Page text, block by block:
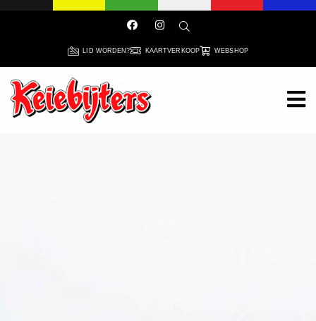
LID WORDEN? KAARTVERKOOP WEBSHOP